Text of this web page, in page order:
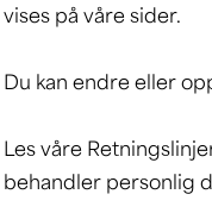
vises på våre sider.
Du kan endre eller
Les våre
behandler personlig